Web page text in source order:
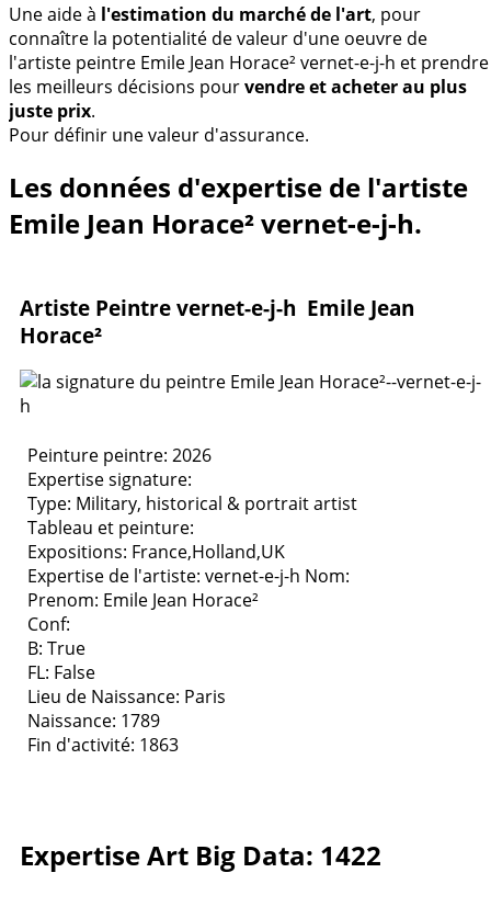
Une aide à l'estimation du marché de l'art, pour
connaître la potentialité de valeur d'une oeuvre de
l'artiste peintre Emile Jean Horace² vernet-e-j-h et prendre
les meilleurs décisions pourvendre et acheter au plus
juste prix.
Pour définir une valeur d'assurance.
Les données d'expertise de l'artiste
Emile Jean Horace² vernet-e-j-h.
Artiste Peintre vernet-e-j-h Emile Jean
Horace²
Peinture peintre: 2026
Expertise signature:
Type: Military, historical & portrait artist
Tableau et peinture:
Expositions: France,Holland,UK
Expertise de l'artiste: vernet-e-j-h Nom:
Prenom: Emile Jean Horace²
Conf:
B: True
FL: False
Lieu de Naissance: Paris
Naissance: 1789
Fin d'activité: 1863
Expertise Art Big Data: 1422